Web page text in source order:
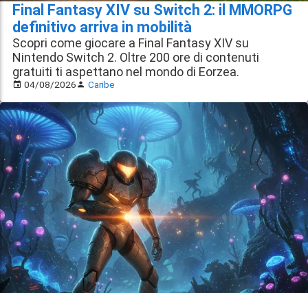
Final Fantasy XIV su Switch 2: il MMORPG
definitivo arriva in mobilità
Scopri come giocare a Final Fantasy XIV su
Nintendo Switch 2. Oltre 200 ore di contenuti
gratuiti ti aspettano nel mondo di Eorzea.
04/08/2026 Caribe